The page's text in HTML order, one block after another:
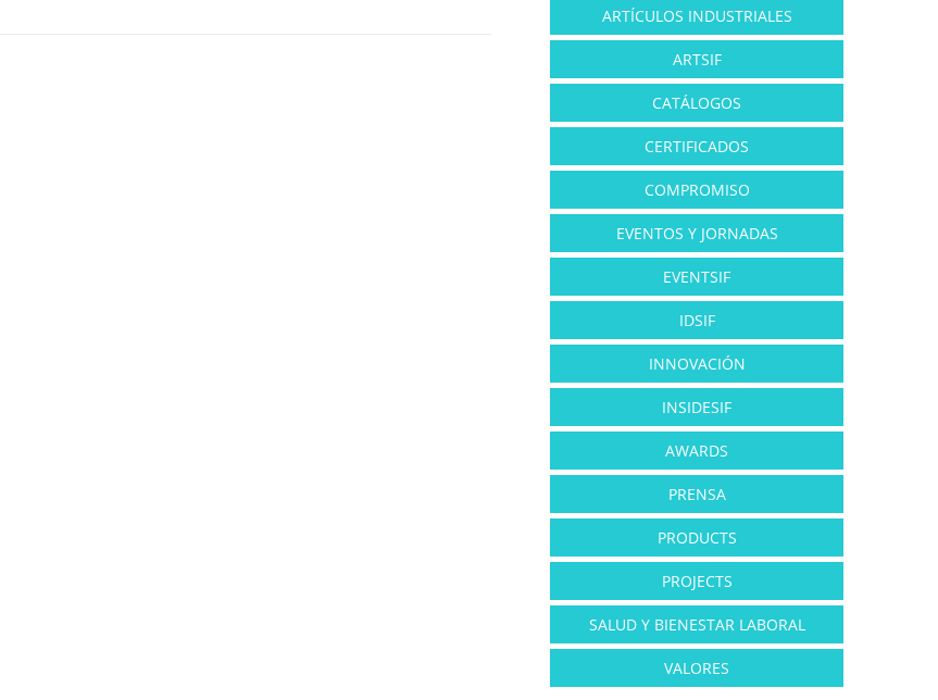
ARTÍCULOS INDUSTRIALES
ARTSIF
CATÁLOGOS
CERTIFICADOS
COMPROMISO
EVENTOS Y JORNADAS
EVENTSIF
IDSIF
INNOVACIÓN
INSIDESIF
AWARDS
PRENSA
PRODUCTS
PROJECTS
SALUD Y BIENESTAR LABORAL
VALORES